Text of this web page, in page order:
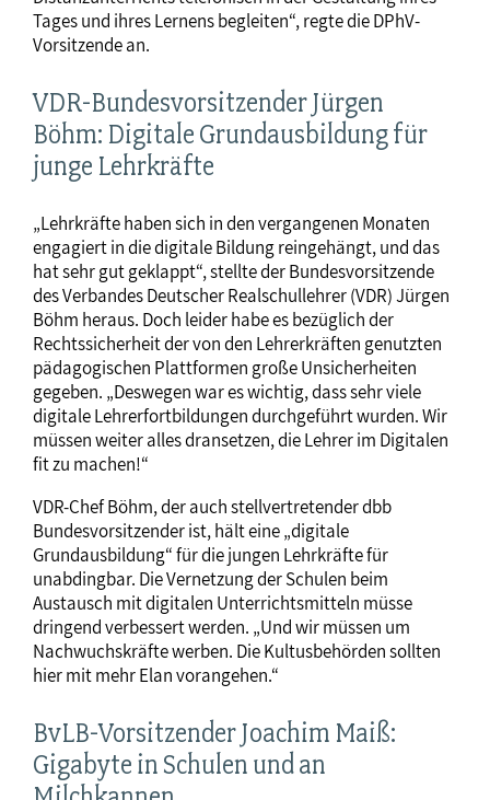
Tages und ihres Lernens begleiten“, regte die DPhV-
Vorsitzende an.
VDR-Bundesvorsitzender Jürgen
Böhm: Digitale Grundausbildung für
junge Lehrkräfte
„Lehrkräfte haben sich in den vergangenen Monaten
engagiert in die digitale Bildung reingehängt, und das
hat sehr gut geklappt“, stellte der Bundesvorsitzende
des Verbandes Deutscher Realschullehrer (VDR) Jürgen
Böhm heraus. Doch leider habe es bezüglich der
Rechtssicherheit der von den Lehrerkräften genutzten
pädagogischen Plattformen große Unsicherheiten
gegeben. „Deswegen war es wichtig, dass sehr viele
digitale Lehrerfortbildungen durchgeführt wurden. Wir
müssen weiter alles dransetzen, die Lehrer im Digitalen
fit zu machen!“
VDR-Chef Böhm, der auch stellvertretender dbb
Bundesvorsitzender ist, hält eine „digitale
Grundausbildung“ für die jungen Lehrkräfte für
unabdingbar. Die Vernetzung der Schulen beim
Austausch mit digitalen Unterrichtsmitteln müsse
dringend verbessert werden. „Und wir müssen um
Nachwuchskräfte werben. Die Kultusbehörden sollten
hier mit mehr Elan vorangehen.“
BvLB-Vorsitzender Joachim Maiß:
Gigabyte in Schulen und an